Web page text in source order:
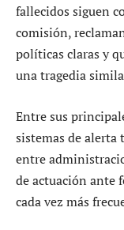
fallecidos siguen
comisión,
políticas claras y
una tragedia
Entre sus
sistemas de alerta
entre
de actuación ante
cada vez más